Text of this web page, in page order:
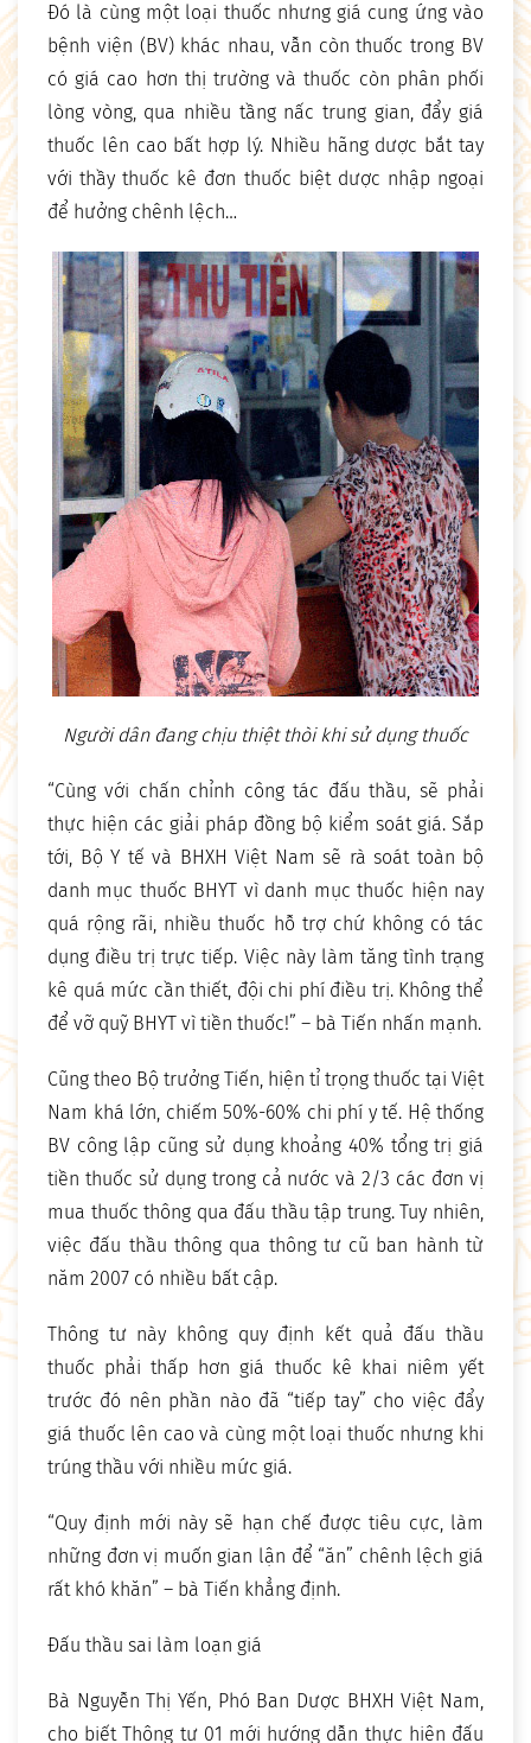
Đó là cùng một loại thuốc nhưng giá cung ứng vào
bệnh viện (BV) khác nhau, vẫn còn thuốc trong BV
có giá cao hơn thị trường và thuốc còn phân phối
lòng vòng, qua nhiều tầng nấc trung gian, đẩy giá
thuốc lên cao bất hợp lý. Nhiều hãng dược bắt tay
với thầy thuốc kê đơn thuốc biệt dược nhập ngoại
để hưởng chênh lệch…
Người dân đang chịu thiệt thòi khi sử dụng thuốc
“Cùng với chấn chỉnh công tác đấu thầu, sẽ phải
thực hiện các giải pháp đồng bộ kiểm soát giá. Sắp
tới, Bộ Y tế và BHXH Việt Nam sẽ rà soát toàn bộ
danh mục thuốc BHYT vì danh mục thuốc hiện nay
quá rộng rãi, nhiều thuốc hỗ trợ chứ không có tác
dụng điều trị trực tiếp. Việc này làm tăng tình trạng
kê quá mức cần thiết, đội chi phí điều trị. Không thể
để vỡ quỹ BHYT vì tiền thuốc!” – bà Tiến nhấn mạnh.
Cũng theo Bộ trưởng Tiến, hiện tỉ trọng thuốc tại Việt
Nam khá lớn, chiếm 50%-60% chi phí y tế. Hệ thống
BV công lập cũng sử dụng khoảng 40% tổng trị giá
tiền thuốc sử dụng trong cả nước và 2/3 các đơn vị
mua thuốc thông qua đấu thầu tập trung. Tuy nhiên,
việc đấu thầu thông qua thông tư cũ ban hành từ
năm 2007 có nhiều bất cập.
Thông tư này không quy định kết quả đấu thầu
thuốc phải thấp hơn giá thuốc kê khai niêm yết
trước đó nên phần nào đã “tiếp tay” cho việc đẩy
giá thuốc lên cao và cùng một loại thuốc nhưng khi
trúng thầu với nhiều mức giá.
“Quy định mới này sẽ hạn chế được tiêu cực, làm
những đơn vị muốn gian lận để “ăn” chênh lệch giá
rất khó khăn” – bà Tiến khẳng định.
Đấu thầu sai làm loạn giá
Bà Nguyễn Thị Yến, Phó Ban Dược BHXH Việt Nam,
cho biết Thông tư 01 mới hướng dẫn thực hiện đấu